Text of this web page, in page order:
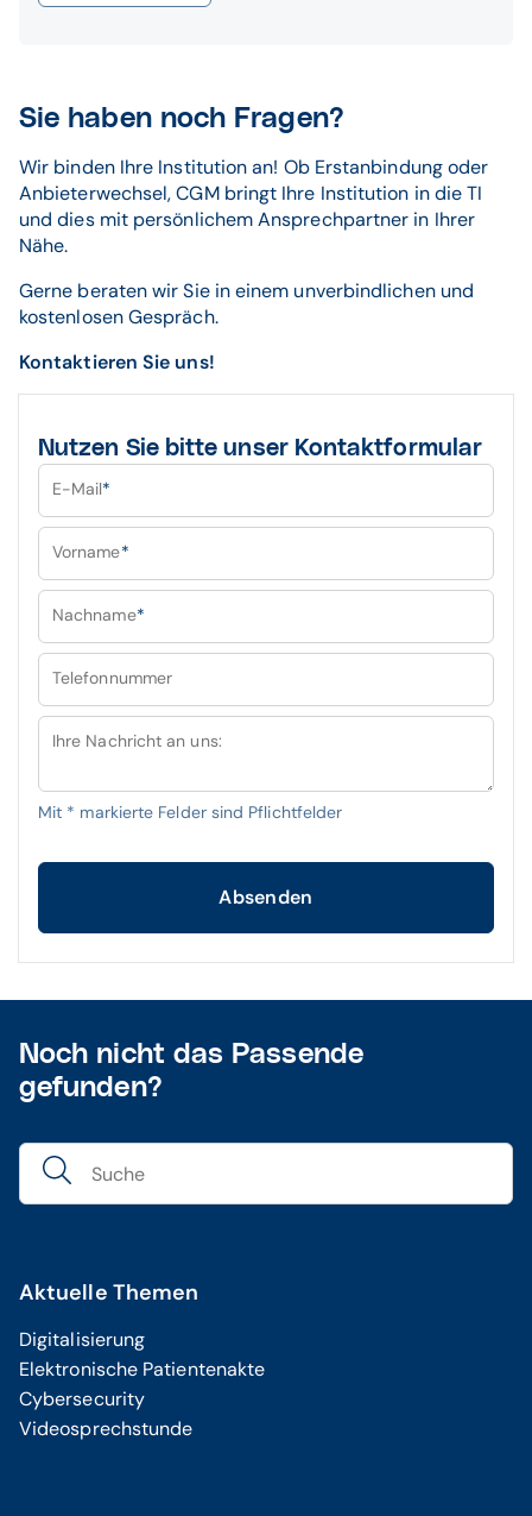
Sie haben noch Fragen?
Wir binden Ihre Institution an! Ob Erstanbindung oder
Anbieterwechsel, CGM bringt Ihre Institution in die TI
und dies mit persönlichem Ansprechpartner in Ihrer
Nähe.
Gerne beraten wir Sie in einem unverbindlichen und
kostenlosen Gespräch.
Kontaktieren Sie uns!
Nutzen Sie bitte unser Kontaktformular
E-Mail*
Vorname*
Nachname*
Telefonnummer
Ihre Nachricht an uns:
Mit * markierte Felder sind Pflichtfelder
Absenden
Noch nicht das Passende
gefunden?
Aktuelle Themen
Digitalisierung
Elektronische Patientenakte
Cybersecurity
Videosprechstunde